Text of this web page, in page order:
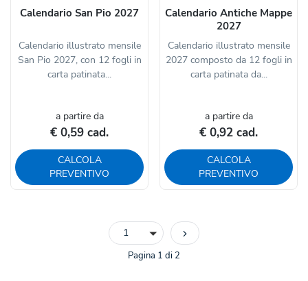
Calendario San Pio 2027
Calendario illustrato mensile
San Pio 2027, con 12 fogli in
carta patinata...
a partire da
€ 0,59 cad.
CALCOLA
PREVENTIVO
Calendario Antiche Mappe
2027
Calendario illustrato mensile
2027 composto da 12 fogli in
carta patinata da...
a partire da
€ 0,92 cad.
CALCOLA
PREVENTIVO
1
Pagina 1 di 2